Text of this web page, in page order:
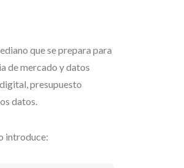
que se prepara para
de mercado y datos
presupuesto
datos.
introduce: